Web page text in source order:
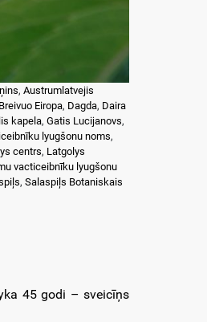
, Austrumlatvejis
Breivuo Eiropa, Dagda, Daira
kapela, Gatis Lucijanovs,
lyugšonu noms,
centrs, Latgolys
vacticeibnīku lyugšonu
, Salaspiļs Botaniskais
45 godi – sveicīņs